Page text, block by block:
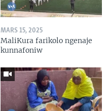
MARS 15, 2025
MaliKura farikolo ngenaje
kunnafoniw